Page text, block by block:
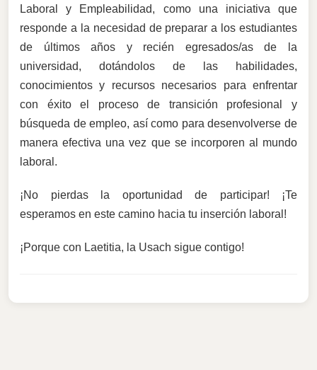
Laboral y Empleabilidad, como una iniciativa que
responde a la necesidad de preparar a los estudiantes
de últimos años y recién egresados/as de la
universidad, dotándolos de las habilidades,
conocimientos y recursos necesarios para enfrentar
con éxito el proceso de transición profesional y
búsqueda de empleo, así como para desenvolverse de
manera efectiva una vez que se incorporen al mundo
laboral.
¡No pierdas la oportunidad de participar! ¡Te
esperamos en este camino hacia tu inserción laboral!
¡Porque con Laetitia, la Usach sigue contigo!